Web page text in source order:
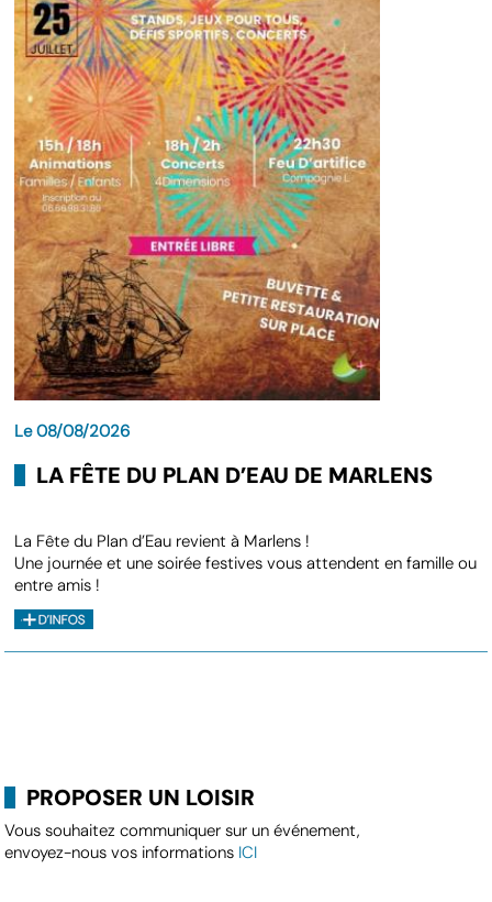
Le 08/08/2026
LA FÊTE DU PLAN D’EAU DE MARLENS
La Fête du Plan d’Eau revient à Marlens !
Une journée et une soirée festives vous attendent en famille ou
entre amis !
PROPOSER UN LOISIR
Vous souhaitez communiquer sur un événement,
envoyez-nous vos informations ICI